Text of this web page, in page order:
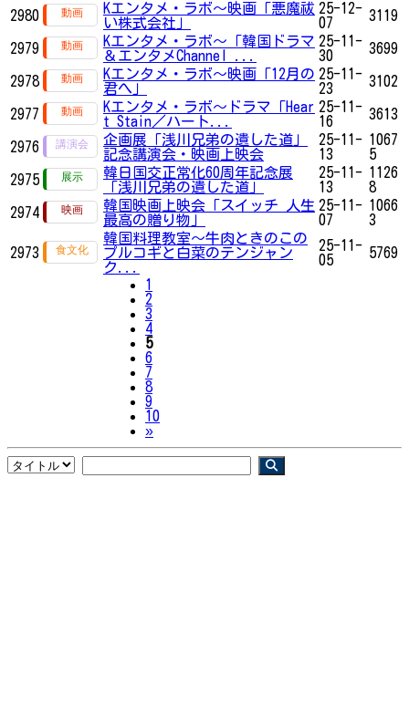
2980
Kエンタメ・ラボ～映画「悪魔祓
い株式会社」
25-12-
07
3119
2979
Kエンタメ・ラボ～「韓国ドラマ
＆エンタメChannel ...
25-11-
30
3699
2978
Kエンタメ・ラボ～映画「12月の
君へ」
25-11-
23
3102
2977
Kエンタメ・ラボ～ドラマ「Hear
t Stain／ハート...
25-11-
16
3613
2976
企画展「浅川兄弟の遺した道」
記念講演会・映画上映会
25-11-
13
1067
5
2975
韓日国交正常化60周年記念展
「浅川兄弟の遺した道」
25-11-
13
1126
8
2974
韓国映画上映会「スイッチ 人生
最高の贈り物」
25-11-
07
1066
3
2973
韓国料理教室～牛肉ときのこの
プルコギと白菜のテンジャン
ク...
25-11-
05
5769
1
2
3
4
5
6
7
8
9
10
»Next